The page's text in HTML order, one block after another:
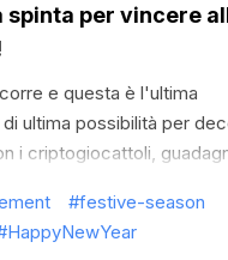
spinta per vincere
e questa è l'ultima
ultima possibilità per
i criptogiocattoli,
agli omaggi e
#festive-season